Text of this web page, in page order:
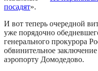
посадят».
И вот теперь очередной
уже порядочно
генерального прокурора
обвинительное
аэропорту Домодедово.